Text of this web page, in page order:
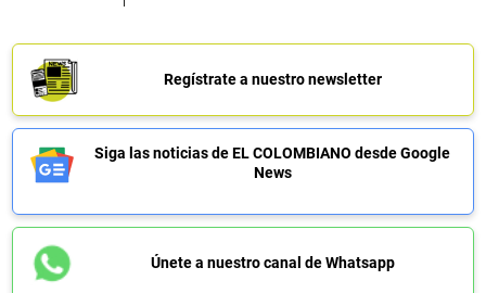
Regístrate a nuestro newsletter
Siga las noticias de EL COLOMBIANO desde Google
News
Únete a nuestro canal de Whatsapp